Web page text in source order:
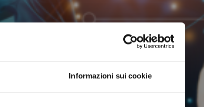
Informazioni sui cookie